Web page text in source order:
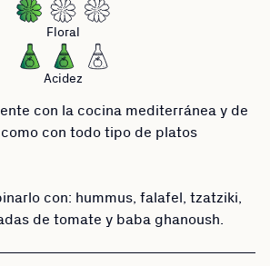
Floral
Acidez
con la cocina mediterránea y de
con todo tipo de platos
con: hummus, falafel, tzatziki,
de tomate y baba ghanoush.